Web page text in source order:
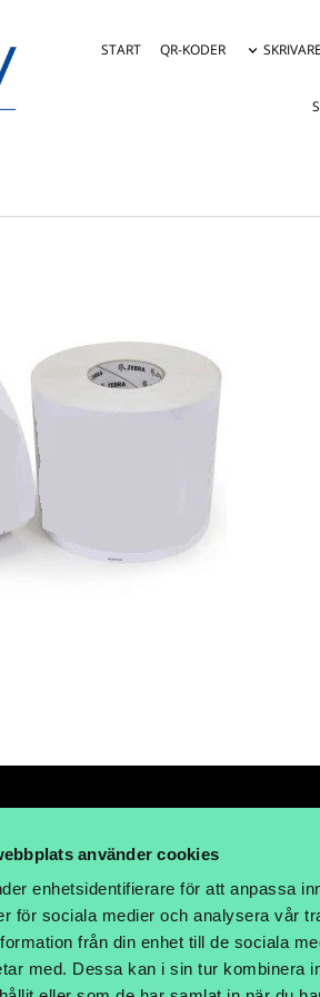
använder cookies
enhetsidentifierare för att anpassa
för sociala medier och analysera vår
från din enhet till de sociala
med. Dessa kan i sin tur kombinera
START QR-KODER SKRIVARE
262 72 ÄNGELHOLM
990